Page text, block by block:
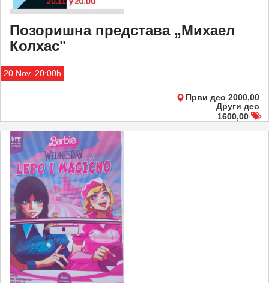
Позоришна представа „Михаел
Колхас"
20.Nov. 20:00h
Први део 2000,00
Други део
1600,00